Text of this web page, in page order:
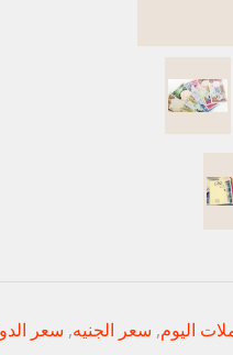
اليوم, سعر الجنيه, سعر